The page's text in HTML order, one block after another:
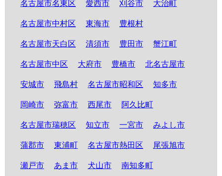
名古屋市名東区
愛西市 刈谷市 大治町
名古屋市中村区 東海市 豊根村
名古屋市天白区 清須市 豊田市 蟹江町
名古屋市中区 大府市 豊橋市 北名古屋市
安城市 飛島村 名古屋市昭和区 知多市
岡崎市 弥富市 西尾市 阿久比町
名古屋市瑞穂区 知立市 一宮市 みよし市
蒲郡市 東浦町 名古屋市熱田区 尾張旭市
瀬戸市 あま市 犬山市 南知多町